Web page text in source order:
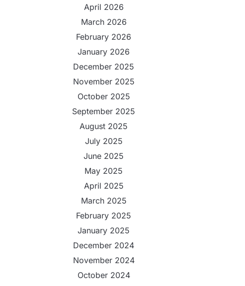
April 2026
March 2026
February 2026
January 2026
December 2025
November 2025
October 2025
September 2025
August 2025
July 2025
June 2025
May 2025
April 2025
March 2025
February 2025
January 2025
December 2024
November 2024
October 2024